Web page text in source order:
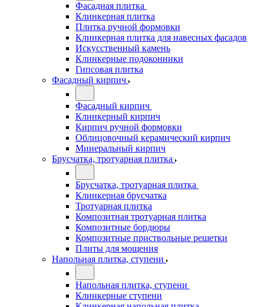
Фасадная плитка
Клинкерная плитка
Плитка ручной формовки
Клинкерная плитка для навесных фасадов
Искусственный камень
Клинкерные подоконники
Гипсовая плитка
Фасадный кирпич
Фасадный кирпич
Клинкерный кирпич
Кирпич ручной формовки
Облицовочный керамический кирпич
Минеральный кирпич
Брусчатка, тротуарная плитка
Брусчатка, тротуарная плитка
Клинкерная брусчатка
Тротуарная плитка
Композитная тротуарная плитка
Композитные бордюры
Композитные приствольные решетки
Плиты для мощения
Напольная плитка, ступени
Напольная плитка, ступени
Клинкерные ступени